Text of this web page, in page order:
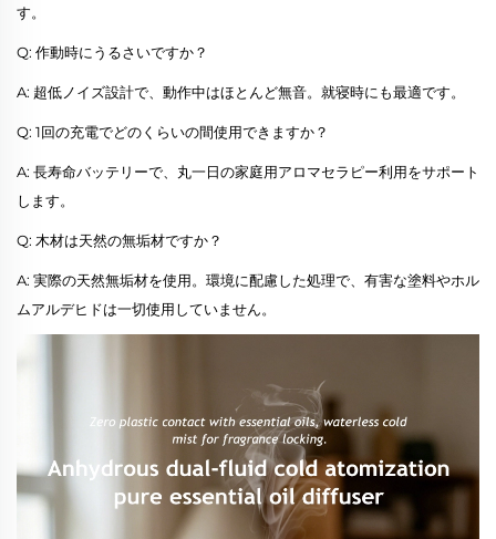
す。
Q: 作動時にうるさいですか？
A: 超低ノイズ設計で、動作中はほとんど無音。就寝時にも最適です。
Q: 1回の充電でどのくらいの間使用できますか？
A: 長寿命バッテリーで、丸一日の家庭用アロマセラピー利用をサポート
します。
Q: 木材は天然の無垢材ですか？
A: 実際の天然無垢材を使用。環境に配慮した処理で、有害な塗料やホル
ムアルデヒドは一切使用していません。